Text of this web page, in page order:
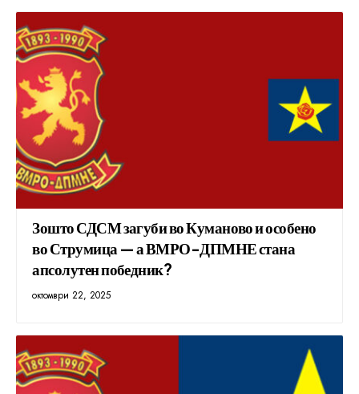
Зошто СДСМ загуби во Куманово и особено
во Струмица — а ВМРО-ДПМНЕ стана
апсолутен победник?
октомври 22, 2025